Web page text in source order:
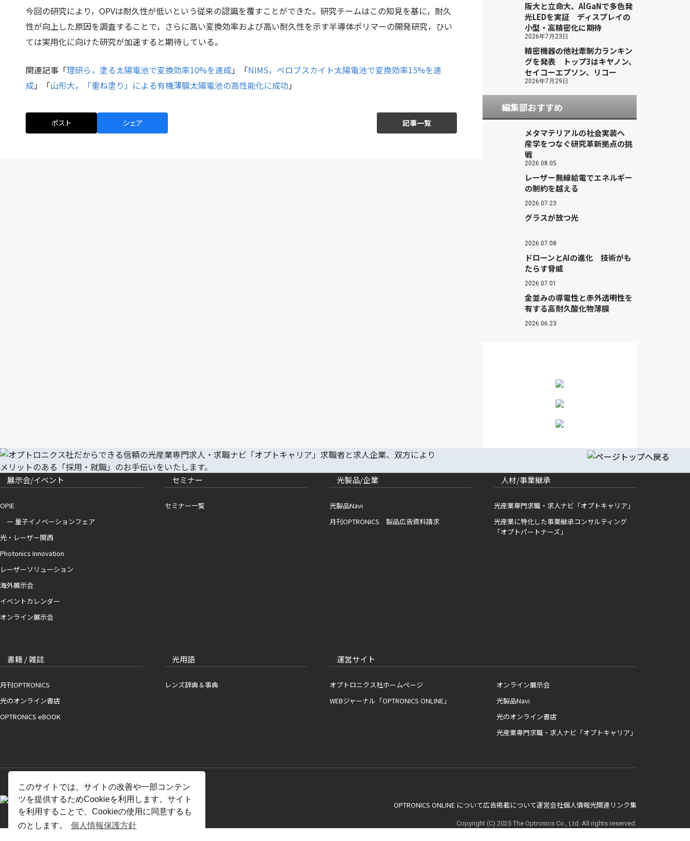
このサイトでは、サイトの改善や一部コンテン
ツを提供するためCookieを利用します。サイト
を利用することで、Cookieの使用に同意するも
のとします。
個人情報保護方針
今回の研究により，OPVは耐久性が低いという従来の認識を覆すことができた。研究チームはこの知見を基に，耐久
性が向上した原因を調査することで，さらに高い変換効率および高い耐久性を示す半導体ポリマーの開発研究，ひい
ては実用化に向けた研究が加速すると期待している。
関連記事「理研ら，塗る太陽電池で変換効率10%を達成」「NIMS，ペロブスカイト太陽電池で変換効率15%を達
成」「山形大，「重ね塗り」による有機薄膜太陽電池の高性能化に成功」
ポスト シェア 記事一覧
阪大と立命大、AlGaNで多色発
光LEDを実証 ディスプレイの
小型・高精密化に期待
2026年7月23日
精密機器の他社牽制力ランキン
グを発表 トップ3はキヤノン、
セイコーエプソン、リコー
2026年7月29日
編集部おすすめ
メタマテリアルの社会実装へ
産学をつなぐ研究革新拠点の挑
戦
2026.08.05
レーザー無線給電でエネルギー
の制約を越える
2026.07.23
グラスが放つ光
2026.07.08
ドローンとAIの進化 技術がも
たらす脅威
2026.07.01
金並みの導電性と赤外透明性を
有する高耐久酸化物薄膜
2026.06.23
展示会/イベント
OPIE
ー 量子イノベーションフェア
光・レーザー関西
Photonics Innovation
レーザーソリューション
海外展示会
イベントカレンダー
オンライン展示会
セミナー
セミナー一覧
光製品/企業
光製品Navi
月刊OPTRONICS 製品広告資料請求
人材/事業継承
光産業専門求職・求人ナビ「オプトキャリア」
光産業に特化した事業継承コンサルティング
「オプトパートナーズ」
書籍 / 雑誌
月刊OPTRONICS
光のオンライン書店
OPTRONICS eBOOK
光用語
レンズ辞典＆事典
運営サイト
オプトロニクス社ホームページ
WEBジャーナル「OPTRONICS ONLINE」
オンライン展示会
光製品Navi
光のオンライン書店
光産業専門求職・求人ナビ「オプトキャリア」
OPTRONICS ONLINE について広告掲載について運営会社個人情報光関連リンク集
Copyright (C) 2025 The Optronics Co., Ltd. All rights reserved.